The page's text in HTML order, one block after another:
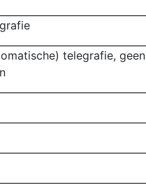
telegrafie, geen